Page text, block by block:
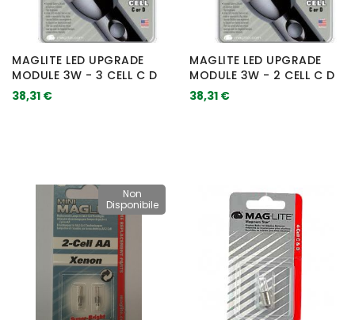
MAGLITE LED UPGRADE
MODULE 3W - 3 CELL C D
38,31 €
MAGLITE LED UPGRADE
MODULE 3W - 2 CELL C D
38,31 €
Non
Disponibile